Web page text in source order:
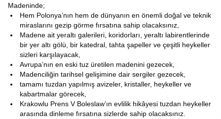
Madeninde;
Hem Polonya’nın hem de dünyanın en önemli doğal ve teknik
miraslarını gezip görme fırsatına sahip olacaksınız,
Madene ait yeraltı galerileri, koridorları, yeraltı labirentlerinde
bir yer altı gölü, bir katedral, tahta şapeller ve çeşitli heykeller
sizleri karşılayacak,
Avrupa’nın en eski tuz üretilen madenini gezecek,
Madenciliğin tarihsel gelişimine dair sergiler gezecek,
tamamı tuzdan yapılmış avizeler, kristaller, heykeller ve
kabartmalar görecek,
Krakowlu Prens V Boleslaw’ın evlilik hikâyesi tuzdan heykeller
arasında dinleme fırsatına sizlerde sahip olacaksınız.